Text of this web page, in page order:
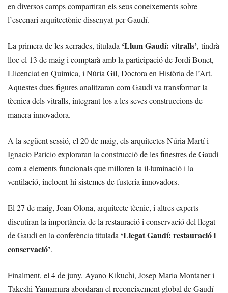
en diversos camps compartiran els seus coneixements sobre
l’escenari arquitectònic dissenyat per Gaudí.
La primera de les xerrades, titulada ‘Llum Gaudí: vitralls’, tindrà
lloc el 13 de maig i comptarà amb la participació de Jordi Bonet,
Llicenciat en Química, i Núria Gil, Doctora en Història de l’Art.
Aquestes dues figures analitzaran com Gaudí va transformar la
tècnica dels vitralls, integrant-los a les seves construccions de
manera innovadora.
A la següent sessió, el 20 de maig, els arquitectes Núria Martí i
Ignacio Paricio exploraran la construcció de les finestres de Gaudí
com a elements funcionals que milloren la il·luminació i la
ventilació, incloent-hi sistemes de fusteria innovadors.
El 27 de maig, Joan Olona, arquitecte tècnic, i altres experts
discutiran la importància de la restauració i conservació del llegat
de Gaudí en la conferència titulada ‘Llegat Gaudí: restauració i
conservació’.
Finalment, el 4 de juny, Ayano Kikuchi, Josep Maria Montaner i
Takeshi Yamamura abordaran el reconeixement global de Gaudí